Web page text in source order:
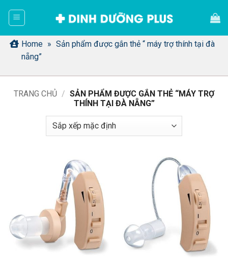
dung Home » Sản phẩm được gắn thẻ “ máy trợ thính tại đà
nẵng”
TRANG CHỦ / SẢN PHẨM ĐƯỢC GẮN THẺ “MÁY TRỢ
THÍNH TẠI ĐÀ NẴNG”